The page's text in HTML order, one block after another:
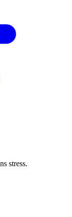
stress.